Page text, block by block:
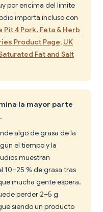
por encima del límite
importa incluso con
Pit 4 Pork, Feta & Herb
Product Page; UK
Fat and Salt
la mayor parte
algo de grasa de la
el tiempo y la
muestran
% de grasa tras
mucha gente espera.
perder 2–5 g
siendo un producto